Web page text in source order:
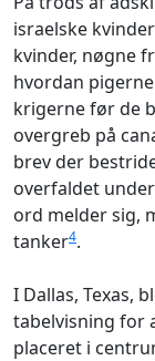
israelske
kvinder, nøgne
hvordan
krigerne før de
overgreb på
brev der
overfaldet
ord melder sig,
tanker4.
I Dallas, Texas,
tabelvisning for
placeret i